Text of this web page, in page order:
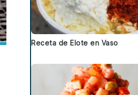
Receta de Elote en Vaso